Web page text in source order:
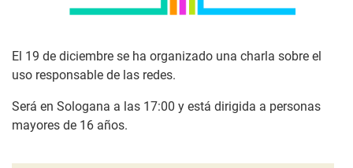
El 19 de diciembre se ha organizado una charla sobre el
uso responsable de las redes.
Será en Sologana a las 17:00 y está dirigida a personas
mayores de 16 años.